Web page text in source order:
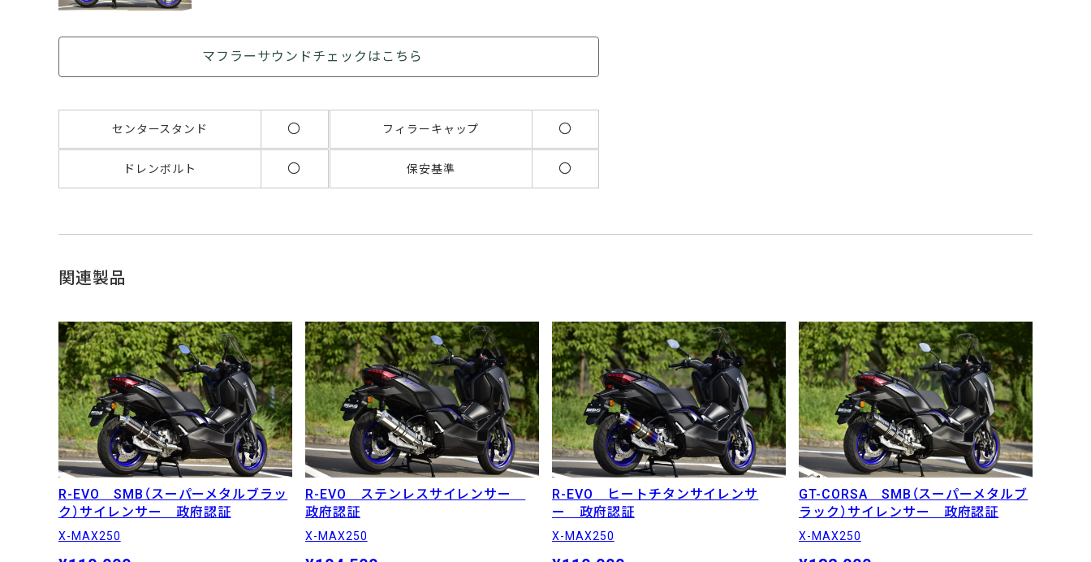
マフラーサウンドチェックはこちら
センタースタンド 〇 フィラーキャップ 〇
ドレンボルト 〇 保安基準 〇
関連製品
R-EVO SMB（スーパーメタルブラッ
ク）サイレンサー 政府認証
X-MAX250
R-EVO ステンレスサイレンサー
政府認証
X-MAX250
R-EVO ヒートチタンサイレンサ
ー 政府認証
X-MAX250
GT-CORSA SMB（スーパーメタルブ
ラック）サイレンサー 政府認証
X-MAX250